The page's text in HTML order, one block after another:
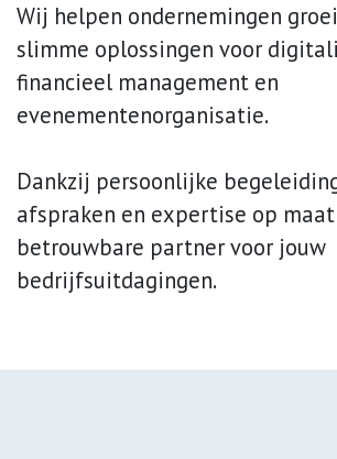
Wij helpen ondernemingen
slimme oplossingen voor
financieel management en
evenementenorganisatie.
Dankzij persoonlijke
afspraken en expertise op
betrouwbare partner voor jouw
bedrijfsuitdagingen.